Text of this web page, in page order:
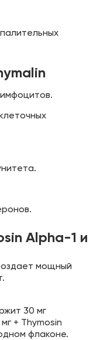
Alpha-1 и
мощный
30 мг
+ Thymosin
флаконе.